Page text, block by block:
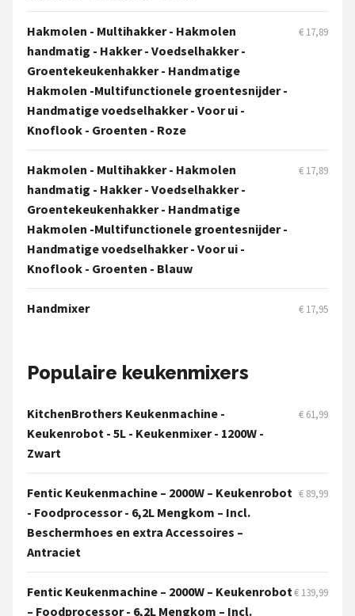
Hakmolen - Multihakker - Hakmolen
handmatig - Hakker - Voedselhakker -
Groentekeukenhakker - Handmatige
Hakmolen -Multifunctionele groentesnijder -
Handmatige voedselhakker - Voor ui -
Knoflook - Groenten - Roze
€ 17,89
Hakmolen - Multihakker - Hakmolen
handmatig - Hakker - Voedselhakker -
Groentekeukenhakker - Handmatige
Hakmolen -Multifunctionele groentesnijder -
Handmatige voedselhakker - Voor ui -
Knoflook - Groenten - Blauw
€ 17,89
Handmixer € 17,95
Populaire keukenmixers
KitchenBrothers Keukenmachine -
Keukenrobot - 5L - Keukenmixer - 1200W -
Zwart
€ 61,99
Fentic Keukenmachine – 2000W – Keukenrobot
- Foodprocessor - 6,2L Mengkom – Incl.
Beschermhoes en extra Accessoires –
Antraciet
€ 89,99
Fentic Keukenmachine – 2000W – Keukenrobot
– Foodprocessor - 6,2L Mengkom – Incl.
€ 139,99